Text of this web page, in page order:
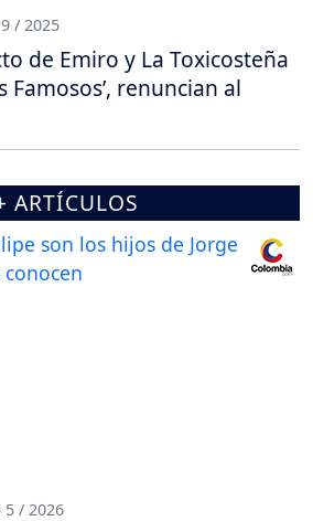
/ 2025
de Emiro y La Toxicosteña
Famosos’, renuncian al
ARTÍCULOS
5 / 2026